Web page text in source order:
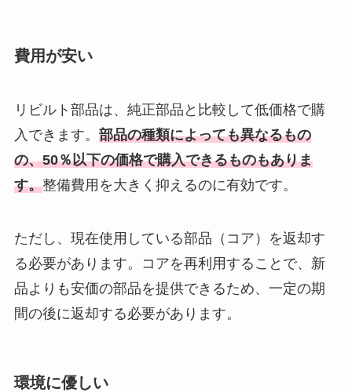
費用が安い
リビルト部品は、純正部品と比較して低価格で購
入できます。 部品の種類によっても異なるもの
の、50％以下の価格で購入できるものもありま
す。整備費用を大きく抑えるのに有効です。
ただし、現在使用している部品（コア）を返却す
る必要があります。コアを再利用することで、新
品よりも安価の部品を提供できるため、一定の期
間の後に返却する必要があります。
環境に優しい